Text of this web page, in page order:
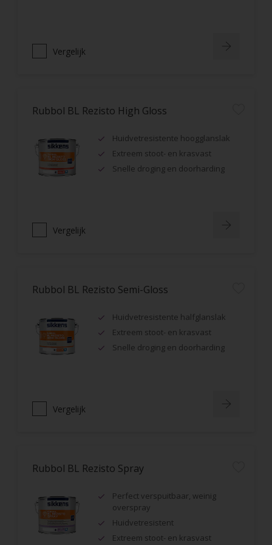
Vergelijk
Rubbol BL Rezisto High Gloss
Huidvetresistente hoogglanslak
Extreem stoot- en krasvast
Snelle droging en doorharding
Vergelijk
Rubbol BL Rezisto Semi-Gloss
Huidvetresistente halfglanslak
Extreem stoot- en krasvast
Snelle droging en doorharding
Vergelijk
Rubbol BL Rezisto Spray
Perfect verspuitbaar, weinig
overspray
Huidvetresistent
Extreem stoot- en krasvast